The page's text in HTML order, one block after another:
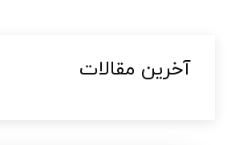
آخرین مقالات​